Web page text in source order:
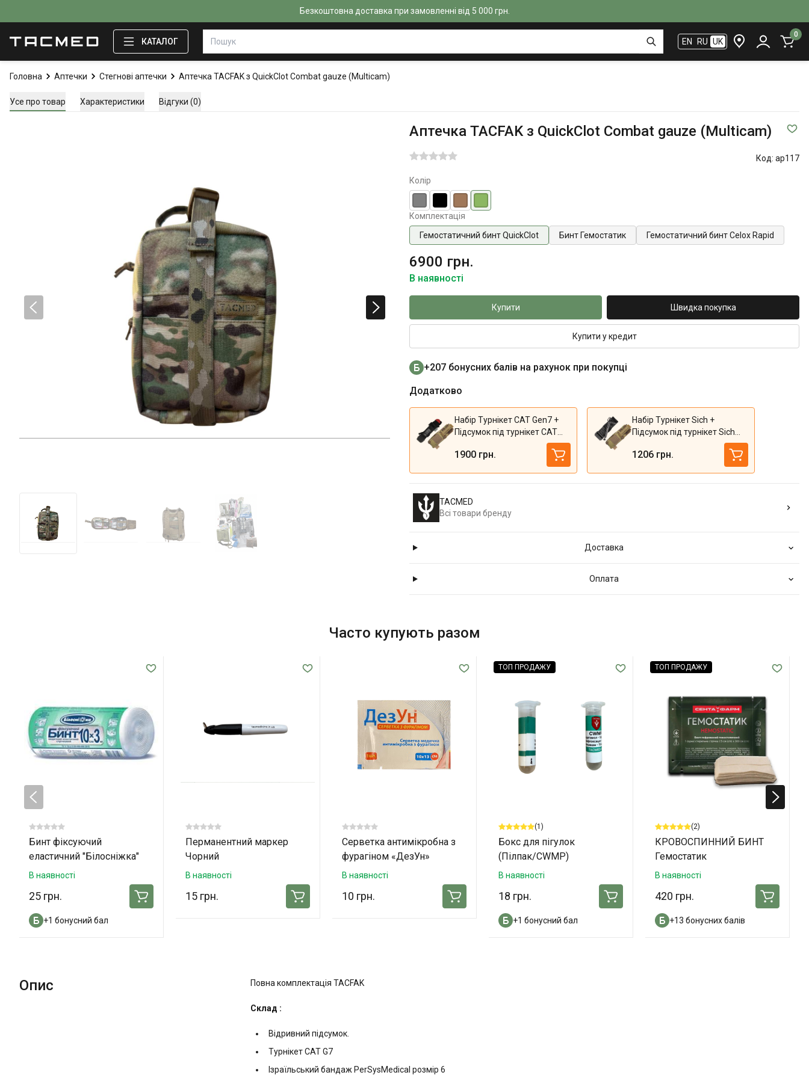
Безкоштовна доставка при замовленні від 5 000 грн.
КАТАЛОГ EN RU UK
0
Головна Аптечки Стегнові аптечки Аптечка TACFAK з QuickClot Combat gauze (Multicam)
Усе про товар Характеристики Відгуки (0)
Аптечка TACFAK з QuickClot Combat gauze (Multicam)
Код: ap117
Колір
Комплектація
Гемостатичний бинт QuickClot
Бинт Гемостатик Гемостатичний бинт Celox Rapid
6900 грн.
В наявності
Купити Швидка покупка
Купити у кредит
+207 бонусних балів на рахунок при покупці
Додатково
Набір Турнікет CAT Gen7 +
Підсумок під турнікет CAT
Gen7 Tacmed (Multicam)
1900 грн.
Набір Турнікет Sich +
Підсумок під турнікет Sich
1206 грн.
TACMED
Всі товари бренду
Доставка
Оплата
Часто купують разом
Бинт фіксуючий
еластичний "Білосніжка"
10см x 3м
В наявності
25 грн.
+1 бонусний бал
Перманентний маркер
Чорний
В наявності
15 грн.
Серветка антимікробна з
фурагіном «ДезУн»
В наявності
10 грн.
ТОП ПРОДАЖУ
(1)
Бокс для пігулок
(Пілпак/CWMP)
В наявності
18 грн.
+1 бонусний бал
ТОП ПРОДАЖУ
(2)
КРОВОСПИННИЙ БИНТ
Гемостатик
В наявності
420 грн.
+13 бонусних балів
Опис Повна комплектація TACFAK
Склад :
Відривний підсумок.
Турнікет CAT G7
Ізраїльський бандаж PerSysMedical розмір 6